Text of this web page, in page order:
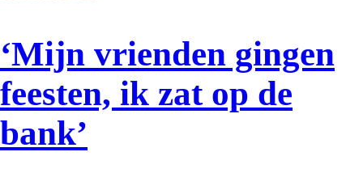
‘Mijn vrienden gingen
feesten, ik zat op de
bank’